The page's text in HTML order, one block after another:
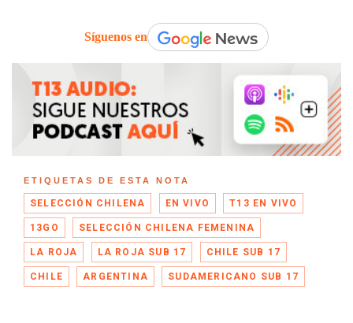
Síguenos en
ETIQUETAS DE ESTA NOTA
SELECCIÓN CHILENA EN VIVO T13 EN VIVO
13GO SELECCIÓN CHILENA FEMENINA
LA ROJA LA ROJA SUB 17 CHILE SUB 17
CHILE ARGENTINA SUDAMERICANO SUB 17